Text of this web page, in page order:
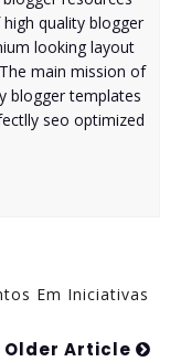
quality blogger
looking layout
main mission of
blogger templates
seo optimized
Em Iniciativas
Older Article